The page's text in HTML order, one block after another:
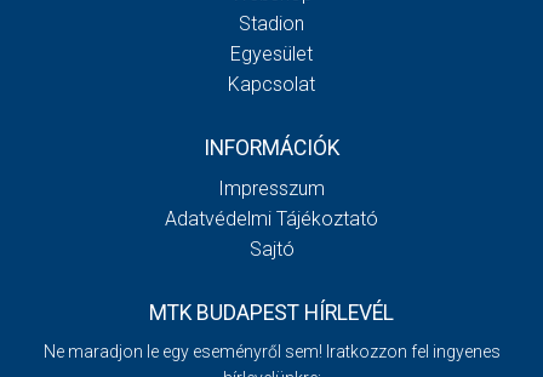
Stadion
Egyesület
Kapcsolat
INFORMÁCIÓK
Impresszum
Adatvédelmi Tájékoztató
Sajtó
MTK BUDAPEST HÍRLEVÉL
Ne maradjon le egy eseményről sem! Iratkozzon fel ingyenes